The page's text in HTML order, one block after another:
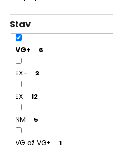
Stav
VG+ 6
EX- 3
EX 12
NM 5
VG až VG+ 1
390
Kč